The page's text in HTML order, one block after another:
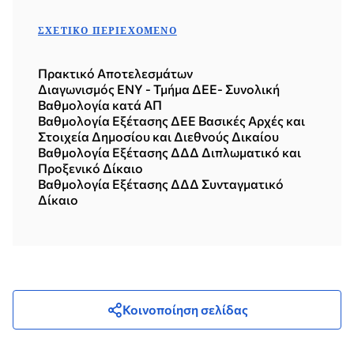
ΣΧΕΤΙΚΌ ΠΕΡΙΕΧΌΜΕΝΟ
Πρακτικό Αποτελεσμάτων
Διαγωνισμός ΕΝΥ - Τμήμα ΔΕΕ- Συνολική
Βαθμολογία κατά ΑΠ
Βαθμολογία Εξέτασης ΔΕΕ Βασικές Αρχές και
Στοιχεία Δημοσίου και Διεθνούς Δικαίου
Βαθμολογία Εξέτασης ΔΔΔ Διπλωματικό και
Προξενικό Δίκαιο
Βαθμολογία Εξέτασης ΔΔΔ Συνταγματικό
Δίκαιο
Κοινοποίηση σελίδας